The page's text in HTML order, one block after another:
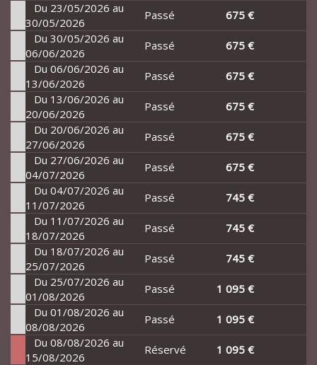
Du 23/05/2026 au
30/05/2026
Passé
675 €
Du 30/05/2026 au
06/06/2026
Passé
675 €
Du 06/06/2026 au
13/06/2026
Passé
675 €
Du 13/06/2026 au
20/06/2026
Passé
675 €
Du 20/06/2026 au
27/06/2026
Passé
675 €
Du 27/06/2026 au
04/07/2026
Passé
675 €
Du 04/07/2026 au
11/07/2026
Passé
745 €
Du 11/07/2026 au
18/07/2026
Passé
745 €
Du 18/07/2026 au
25/07/2026
Passé
745 €
Du 25/07/2026 au
01/08/2026
Passé
1 095 €
Du 01/08/2026 au
08/08/2026
Passé
1 095 €
Du 08/08/2026 au
15/08/2026
Réservé
1 095 €